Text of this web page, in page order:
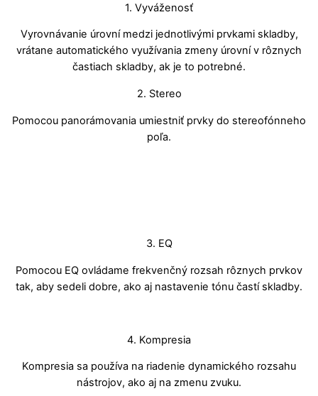
1. Vyváženosť
Vyrovnávanie úrovní medzi jednotlivými prvkami skladby,
vrátane automatického využívania zmeny úrovní v rôznych
častiach skladby, ak je to potrebné.
2. Stereo
Pomocou panorámovania umiestniť prvky do stereofónneho
poľa.
3. EQ
Pomocou EQ ovládame frekvenčný rozsah rôznych prvkov
tak, aby sedeli dobre, ako aj nastavenie tónu častí skladby.
4. Kompresia
Kompresia sa používa na riadenie dynamického rozsahu
nástrojov, ako aj na zmenu zvuku.